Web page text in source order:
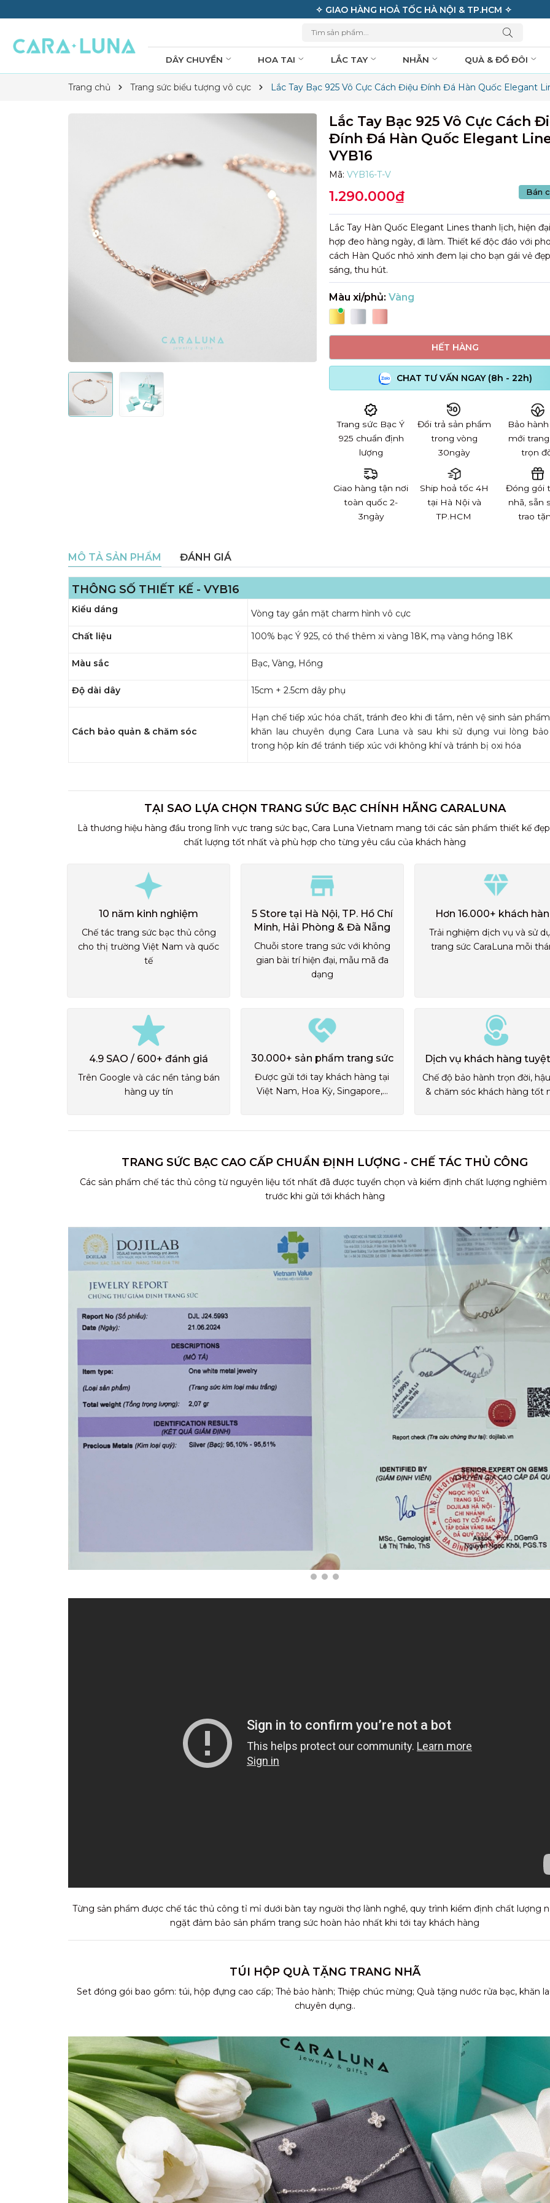
✧ GIAO HÀNG HOẢ TỐC HÀ NỘI & TP.HCM ✧
DÂY CHUYỀN HOA TAI LẮC TAY NHẪN QUÀ & ĐỒ ĐÔI
Trang chủ Trang sức biểu tượng vô cực Lắc Tay Bạc 925 Vô Cực Cách Điệu Đính Đá Hàn Quốc Elegant
Lắc Tay Bạc 925 Vô Cực Cách
Đính Đá Hàn Quốc Elegant
VYB16
Mã:VYB16-T-V
Bán
1.290.000₫
Lắc Tay Hàn Quốc Elegant Lines thanh lịch, hiện
hợp đeo hàng ngày, đi làm. Thiết kế độc đáo với
cách Hàn Quốc nhỏ xinh đem lại cho bạn gái vẻ
sáng, thu hút.
Màu xi/phủ:Vàng
HẾT HÀNG
CHAT TƯ VẤN NGAY (8h - 22h)
Trang sức Bạc Ý
925 chuẩn định
lượng
Đổi trả sản phẩm
trong vòng
30ngày
Bảo
mới
trọn
Giao hàng tận nơi
toàn quốc 2-
3ngày
Ship hoả tốc 4H
tại Hà Nội và
TP.HCM
Đóng gói
nhã, sẵn
trao
MÔ TẢ SẢN PHẨM ĐÁNH GIÁ
THÔNG SỐ THIẾT KẾ - VYB16
Kiểu dáng Vòng tay gắn mặt charm hình vô cực
Chất liệu 100% bạc Ý 925, có thể thêm xi vàng 18K, mạ vàng hồng 18K
Màu sắc Bạc, Vàng, Hồng
Độ dài dây 15cm + 2.5cm dây phụ
Cách bảo quản & chăm sóc
Hạn chế tiếp xúc hóa chất, tránh đeo khi đi tắm, nên vệ sinh sản
khăn lau chuyên dụng Cara Luna và sau khi sử dụng vui lòng
trong hộp kín để tránh tiếp xúc với không khí và tránh bị oxi hóa
TẠI SAO LỰA CHỌN TRANG SỨC BẠC CHÍNH HÃNG CARALUNA
Là thương hiệu hàng đầu trong lĩnh vực trang sức bạc, Cara Luna Vietnam mang tới các sản phẩm thiết kế
chất lượng tốt nhất và phù hợp cho từng yêu cầu của khách hàng
10 năm kinh nghiệm
Chế tác trang sức bạc thủ công
cho thị trường Việt Nam và quốc
tế
5 Store tại Hà Nội, TP. Hồ Chí
Minh, Hải Phòng & Đà Nẵng
Chuỗi store trang sức với không
gian bài trí hiện đại, mẫu mã đa
dạng
Hơn 16.000+ khách
Trải nghiệm dịch vụ và sử
trang sức CaraLuna mỗi
4.9 SAO / 600+ đánh giá
Trên Google và các nền tảng bán
hàng uy tín
30.000+ sản phẩm trang sức
Được gửi tới tay khách hàng tại
Việt Nam, Hoa Kỳ, Singapore,...
Dịch vụ khách hàng
Chế độ bảo hành trọn đời,
& chăm sóc khách hàng tốt
TRANG SỨC BẠC CAO CẤP CHUẨN ĐỊNH LƯỢNG - CHẾ TÁC THỦ CÔNG
Các sản phẩm chế tác thủ công từ nguyên liệu tốt nhất đã được tuyển chọn và kiểm định chất lượng
trước khi gửi tới khách hàng
Từng sản phẩm được chế tác thủ công tỉ mỉ dưới bàn tay người thợ lành nghề, quy trình kiểm định chất lượng
ngặt đảm bảo sản phẩm trang sức hoàn hảo nhất khi tới tay khách hàng
TÚI HỘP QUÀ TẶNG TRANG NHÃ
Set đóng gói bao gồm: túi, hộp đựng cao cấp; Thẻ bảo hành; Thiệp chúc mừng; Quà tặng nước rửa bạc, khăn
chuyên dụng..